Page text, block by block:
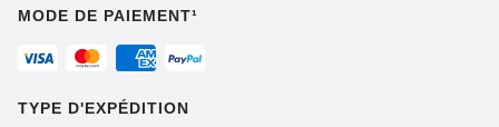
MODE DE PAIEMENT¹
TYPE D'EXPÉDITION